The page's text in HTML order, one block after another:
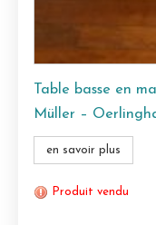
Table basse en
Müller –
en savoir plus
Produit vendu